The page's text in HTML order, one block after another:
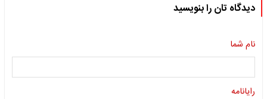
دیدگاه تان را بنویسید
نام شما
رایانامه